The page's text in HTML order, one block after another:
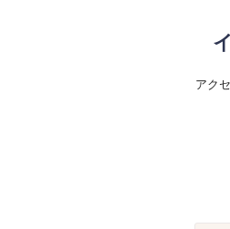
アク